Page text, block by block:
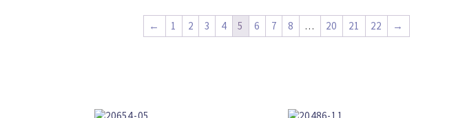
← 1 2 3 4 5 6 7 8 … 20 21 22 →